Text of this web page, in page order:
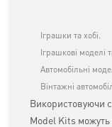
Іграшки та хобі.
Іграшкові моделі
Автомобільні
Вінтажні
Використовуючи
Model Kits можуть